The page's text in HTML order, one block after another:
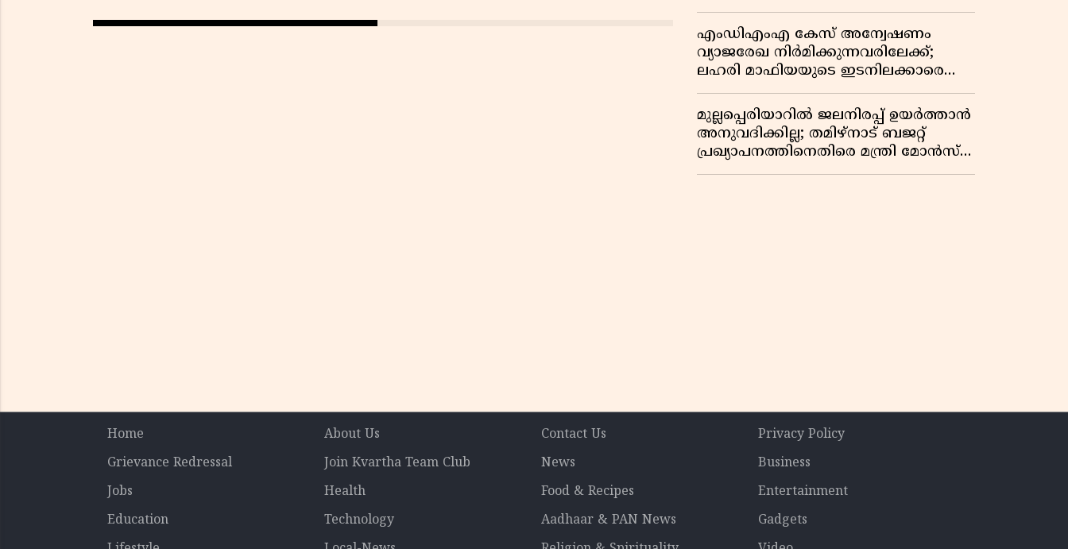
എംഡിഎംഎ കേസ് അന്വേഷണം
വ്യാജരേഖ നിർമിക്കുന്നവരിലേക്ക്;
ലഹരി മാഫിയയുടെ ഇടനിലക്കാരെ
കുടുക്കി കണ്ണൂർ സിറ്റി പൊലീസ്
മുല്ലപ്പെരിയാറിൽ ജലനിരപ്പ് ഉയർത്താൻ
അനുവദിക്കില്ല; തമിഴ്നാട് ബജറ്റ്
പ്രഖ്യാപനത്തിനെതിരെ മന്ത്രി മോൻസ്
ജോസഫ്
Home About Us Contact Us
Privacy Policy
Grievance Redressal
Join Kvartha Team Club News
Business
Jobs
Health Food & Recipes
Entertainment
Education
Technology Aadhaar & PAN News
Gadgets